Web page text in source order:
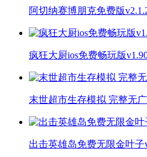
阿切纳赛博朋克免费版
疯狂大厨ios免费畅玩版
末世超市生存模拟 完整无
出击英雄岛免费无限金叶子